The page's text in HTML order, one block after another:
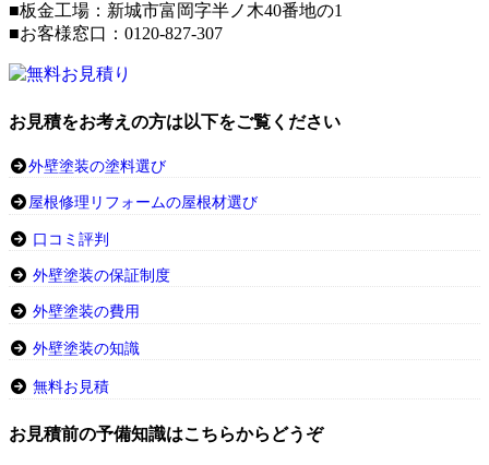
■板金工場：新城市富岡字半ノ木40番地の1
■お客様窓口：0120-827-307
お見積をお考えの方は以下をご覧ください
外壁塗装の塗料選び
屋根修理リフォームの屋根材選び
口コミ評判
外壁塗装の保証制度
外壁塗装の費用
外壁塗装の知識
無料お見積
お見積前の予備知識はこちらからどうぞ